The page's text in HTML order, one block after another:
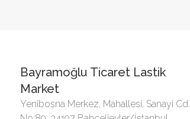
Bayramoğlu Ticaret Lastik
Market
Yenibosna Merkez, Mahallesi, Sanayi Cd.